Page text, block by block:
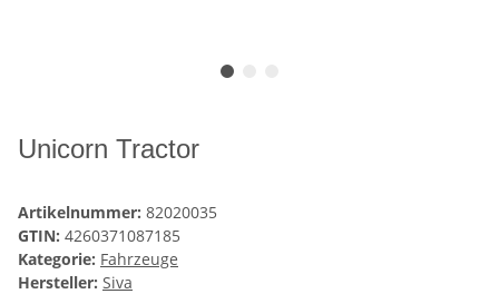
Unicorn Tractor
Artikelnummer: 82020035
GTIN: 4260371087185
Kategorie: Fahrzeuge
Hersteller: Siva